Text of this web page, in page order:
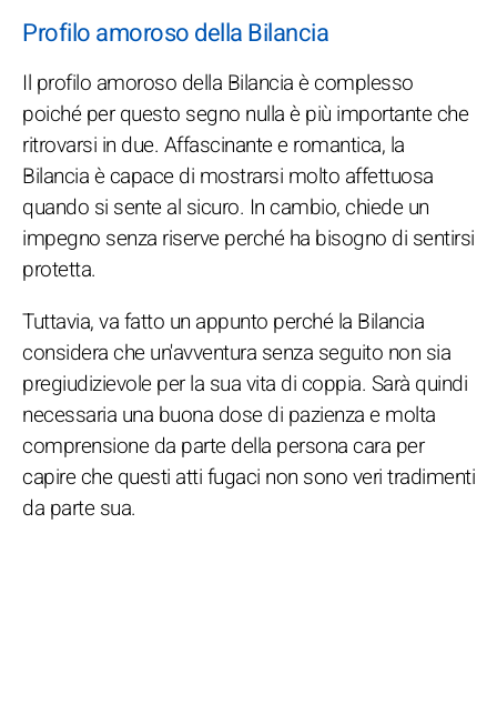
Profilo amoroso della Bilancia
Il profilo amoroso della Bilancia è complesso
poiché per questo segno nulla è più importante che
ritrovarsi in due. Affascinante e romantica, la
Bilancia è capace di mostrarsi molto affettuosa
quando si sente al sicuro. In cambio, chiede un
impegno senza riserve perché ha bisogno di sentirsi
protetta.
Tuttavia, va fatto un appunto perché la Bilancia
considera che un'avventura senza seguito non sia
pregiudizievole per la sua vita di coppia. Sarà quindi
necessaria una buona dose di pazienza e molta
comprensione da parte della persona cara per
capire che questi atti fugaci non sono veri tradimenti
da parte sua.